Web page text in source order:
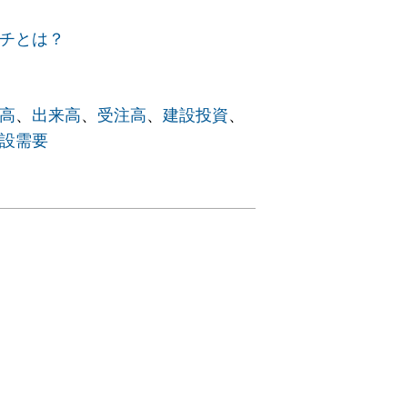
とは？
、 出来高、 受注高、 建設投資、
需要